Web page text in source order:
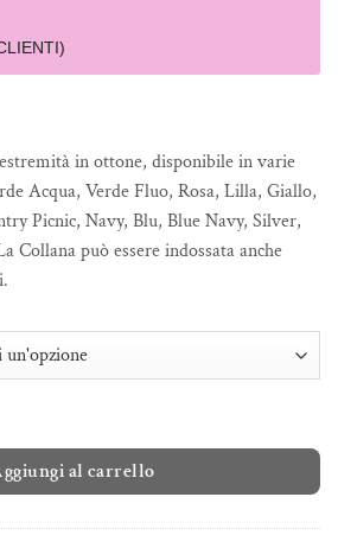
in ottone, disponibile in varie
Acqua, Verde Fluo, Rosa, Lilla, Giallo,
Picnic, Navy, Blu, Blue Navy, Silver,
Collana può essere indossata anche
al carrello